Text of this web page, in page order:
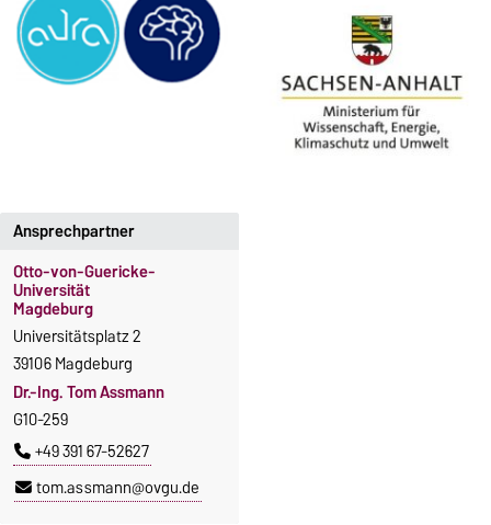
Ansprechpartner
Otto-von-Guericke-
Universität
Magdeburg
Universitätsplatz 2
39106 Magdeburg
Dr.-Ing. Tom Assmann
G10-259
+49 391 67-52627
tom.assmann@ovgu.de